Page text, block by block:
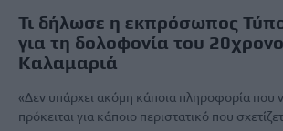
Τι δήλωσε η εκπρόσωπος
για τη δολοφονία του
Καλαμαριά
«Δεν υπάρχει ακόμη κάποια πληροφορία που
πρόκειται για κάποιο περιστατικό που